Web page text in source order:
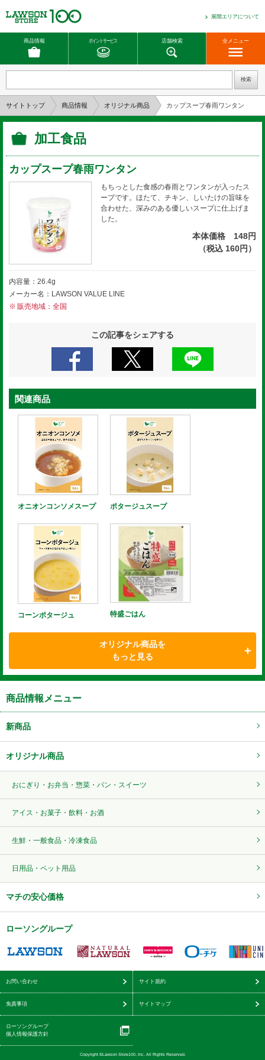
展開エリアについて
商品情報 ポイントサービス 店舗検索 全メニュー
サイトトップ 商品情報 オリジナル商品 カップスープ春雨ワンタン
加工食品
カップスープ春雨ワンタン
もちっとした食感の春雨とワンタンが入ったス
ープです。ほたて、チキン、しいたけの旨味を
合わせた、深みのある優しいスープに仕上げま
した。
本体価格 148円
（税込 160円）
内容量：26.4g
メーカー名：LAWSON VALUE LINE
販売地域：全国
この記事をシェアする
関連商品
オニオンコンソメスープ ポタージュスープ
コーンポタージュ 特盛ごはん
オリジナル商品を
もっと見る
商品情報メニュー
新商品
オリジナル商品
おにぎり・お弁当・惣菜・パン・スイーツ
アイス・お菓子・飲料・お酒
生鮮・一般食品・冷凍食品
日用品・ペット用品
マチの安心価格
ローソングループ
お問い合わせ サイト規約
免責事項 サイトマップ
ローソングループ
個人情報保護方針
Copyright ©Lawson Store100, Inc. All Rights Reserved.